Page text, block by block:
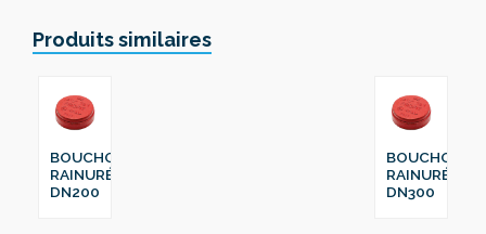
Produits similaires
BOUCHON
RAINURÉ
DN200
BOUCHON
RAINURÉ
DN300